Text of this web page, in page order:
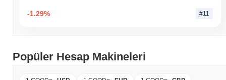
-1.29% #11
Popüler Hesap Makineleri